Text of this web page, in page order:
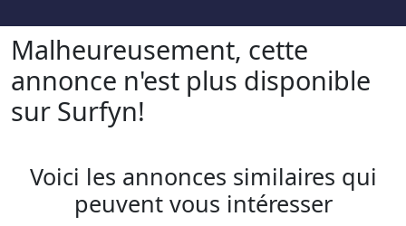
Malheureusement, cette
annonce n'est plus disponible
sur Surfyn!
Voici les annonces similaires qui
peuvent vous intéresser